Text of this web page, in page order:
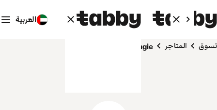
العربية
تسوق المتاجر From Angie